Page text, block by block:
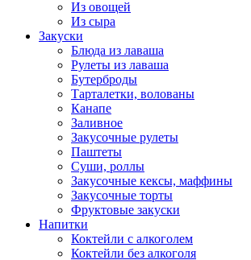
Из овощей
Из сыра
Закуски
Блюда из лаваша
Рулеты из лаваша
Бутерброды
Тарталетки, волованы
Канапе
Заливное
Закусочные рулеты
Паштеты
Суши, роллы
Закусочные кексы, маффины
Закусочные торты
Фруктовые закуски
Напитки
Коктейли с алкоголем
Коктейли без алкоголя